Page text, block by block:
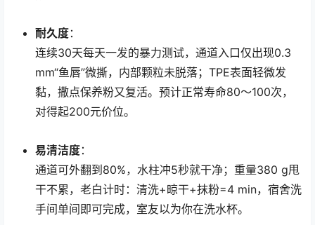
耐久度：
连续30天每天一发的暴力测试，通道入口仅出现0.3
mm“鱼唇”微撕，内部颗粒未脱落；TPE表面轻微发
黏，撒点保养粉又复活。预计正常寿命80～100次，
对得起200元价位。
易清洁度：
通道可外翻到80%，水柱冲5秒就干净；重量380 g甩
干不累，老白计时：清洗+晾干+抹粉=4 min，宿舍洗
手间单间即可完成，室友以为你在洗水杯。